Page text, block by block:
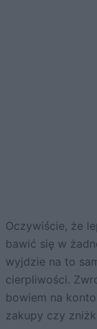
Oczywiście, że
bawić się w
wyjdzie na to
cierpliwości.
bowiem na
zakupy czy